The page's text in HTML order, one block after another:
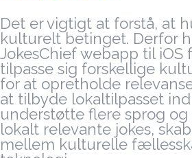
Det er vigtigt at forstå, at
kulturelt betinget. Derfor
JokesChief webapp til iOS
tilpasse sig forskellige
for at opretholde
at tilbyde lokaltilpasset
understøtte flere sprog
lokalt relevante jokes,
mellem kulturelle